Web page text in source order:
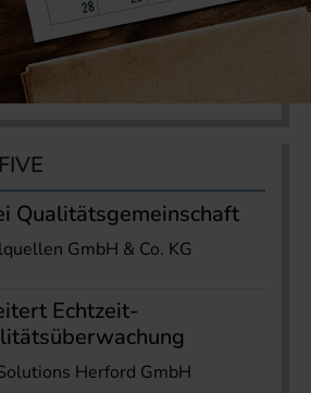
Qualitätsgemeinschaft
GmbH & Co. KG
Echtzeit-
Herford GmbH